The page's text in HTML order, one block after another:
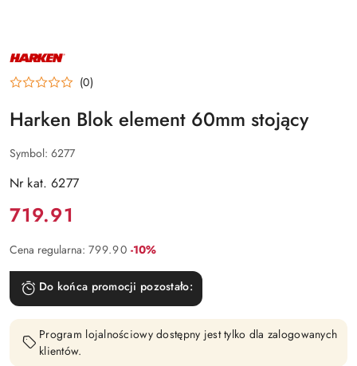
NAZWA
PRODUCENTA:
HARKEN (0)
Harken Blok element 60mm stojący
Symbol: 6277
Nr kat. 6277
Cena:
719.91
Cena regularna: 799.90 Rabat:
-10%
Do końca promocji pozostało:
Program lojalnościowy dostępny jest tylko dla zalogowanych
klientów.